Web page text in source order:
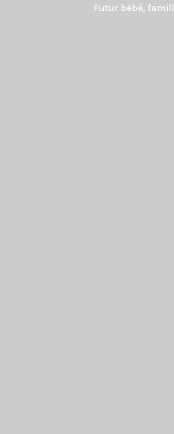
Futur bébé,